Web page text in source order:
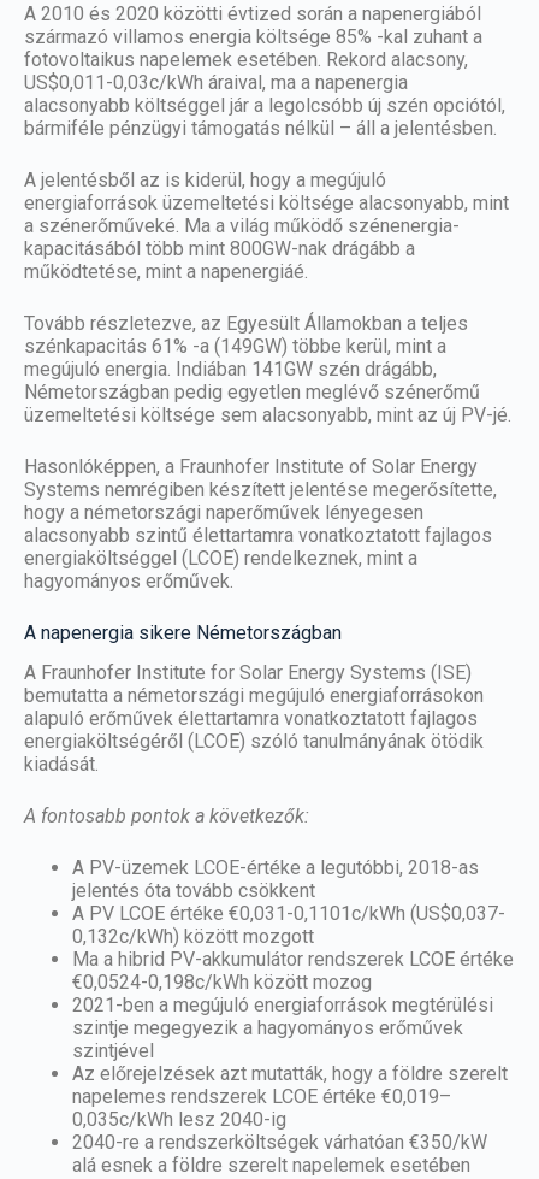
A 2010 és 2020 közötti évtized során a napenergiából
származó villamos energia költsége 85% -kal zuhant a
fotovoltaikus napelemek esetében. Rekord alacsony,
US$0,011-0,03c/kWh áraival, ma a napenergia
alacsonyabb költséggel jár a legolcsóbb új szén opciótól,
bármiféle pénzügyi támogatás nélkül – áll a jelentésben.
A jelentésből az is kiderül, hogy a megújuló
energiaforrások üzemeltetési költsége alacsonyabb, mint
a szénerőműveké. Ma a világ működő szénenergia-
kapacitásából több mint 800GW-nak drágább a
működtetése, mint a napenergiáé.
Tovább részletezve, az Egyesült Államokban a teljes
szénkapacitás 61% -a (149GW) többe kerül, mint a
megújuló energia. Indiában 141GW szén drágább,
Németországban pedig egyetlen meglévő szénerőmű
üzemeltetési költsége sem alacsonyabb, mint az új PV-jé.
Hasonlóképpen, a Fraunhofer Institute of Solar Energy
Systems nemrégiben készített jelentése megerősítette,
hogy a németországi naperőművek lényegesen
alacsonyabb szintű élettartamra vonatkoztatott fajlagos
energiaköltséggel (LCOE) rendelkeznek, mint a
hagyományos erőművek.
A napenergia sikere Németországban
A Fraunhofer Institute for Solar Energy Systems (ISE)
bemutatta a németországi megújuló energiaforrásokon
alapuló erőművek élettartamra vonatkoztatott fajlagos
energiaköltségéről (LCOE) szóló tanulmányának ötödik
kiadását.
A fontosabb pontok a következők:
A PV-üzemek LCOE-értéke a legutóbbi, 2018-as
jelentés óta tovább csökkent
A PV LCOE értéke €0,031-0,1101c/kWh (US$0,037-
0,132c/kWh) között mozgott
Ma a hibrid PV-akkumulátor rendszerek LCOE értéke
€0,0524-0,198c/kWh között mozog
2021-ben a megújuló energiaforrások megtérülési
szintje megegyezik a hagyományos erőművek
szintjével
Az előrejelzések azt mutatták, hogy a földre szerelt
napelemes rendszerek LCOE értéke €0,019–
0,035c/kWh lesz 2040-ig
2040-re a rendszerköltségek várhatóan €350/kW
alá esnek a földre szerelt napelemek esetében